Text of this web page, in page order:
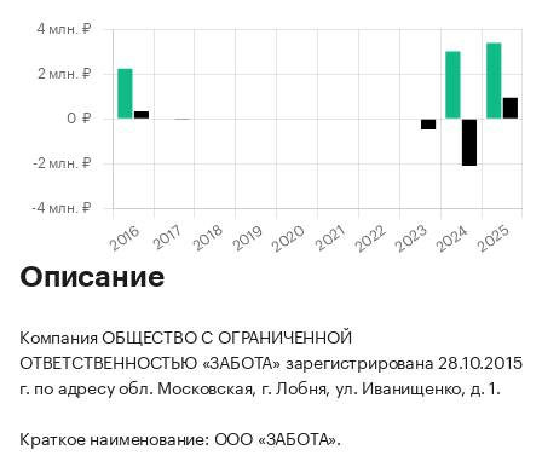
Описание
Компания ОБЩЕСТВО С ОГРАНИЧЕННОЙ
ОТВЕТСТВЕННОСТЬЮ «ЗАБОТА» зарегистрирована 28.10.2015
г. по адресу обл. Московская, г. Лобня, ул. Иванищенко, д. 1.
Краткое наименование: ООО «ЗАБОТА».